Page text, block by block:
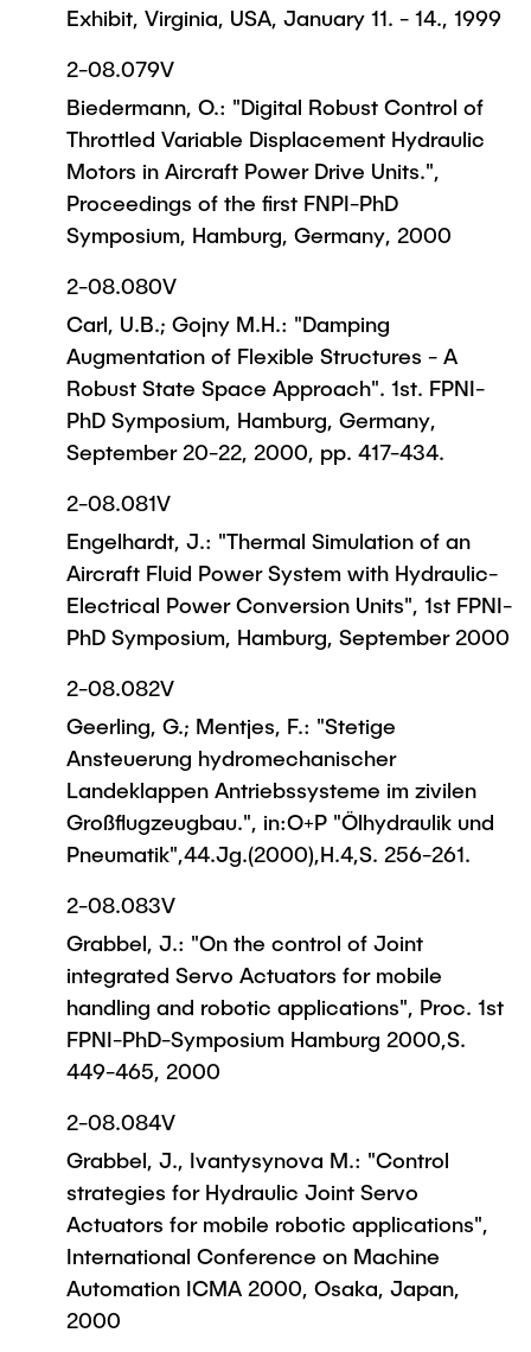
Exhibit, Virginia, USA, January 11. - 14., 1999
2-08.079V
Biedermann, O.: "Digital Robust Control of
Throttled Variable Displacement Hydraulic
Motors in Aircraft Power Drive Units.",
Proceedings of the first FNPI-PhD
Symposium, Hamburg, Germany, 2000
2-08.080V
Carl, U.B.; Gojny M.H.: "Damping
Augmentation of Flexible Structures - A
Robust State Space Approach". 1st. FPNI-
PhD Symposium, Hamburg, Germany,
September 20-22, 2000, pp. 417-434.
2-08.081V
Engelhardt, J.: "Thermal Simulation of an
Aircraft Fluid Power System with Hydraulic-
Electrical Power Conversion Units", 1st FPNI-
PhD Symposium, Hamburg, September 2000
2-08.082V
Geerling, G.; Mentjes, F.: "Stetige
Ansteuerung hydromechanischer
Landeklappen Antriebssysteme im zivilen
Großflugzeugbau.", in:O+P "Ölhydraulik und
Pneumatik",44.Jg.(2000),H.4,S. 256-261.
2-08.083V
Grabbel, J.: "On the control of Joint
integrated Servo Actuators for mobile
handling and robotic applications", Proc. 1st
FPNI-PhD-Symposium Hamburg 2000,S.
449-465, 2000
2-08.084V
Grabbel, J., Ivantysynova M.: "Control
strategies for Hydraulic Joint Servo
Actuators for mobile robotic applications",
International Conference on Machine
Automation ICMA 2000, Osaka, Japan,
2000